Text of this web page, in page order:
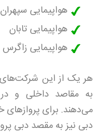
هواپیمایی سپهران
هواپیمایی تابان
هواپیمایی زاگرس
هر یک از این شرکت‌های
به مقاصد داخلی و
می‌دهند. برای
دبی نیز به مقصد دبی